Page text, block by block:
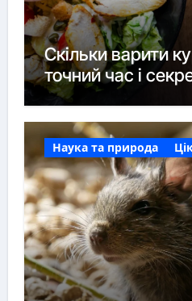
Скільки варити
точний час і
Наука та природа